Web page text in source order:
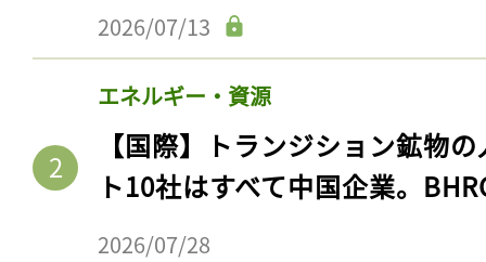
2026/07/13
エネルギー・資源
【国際】トランジション鉱物
ト10社はすべて中国企業。
2026/07/28